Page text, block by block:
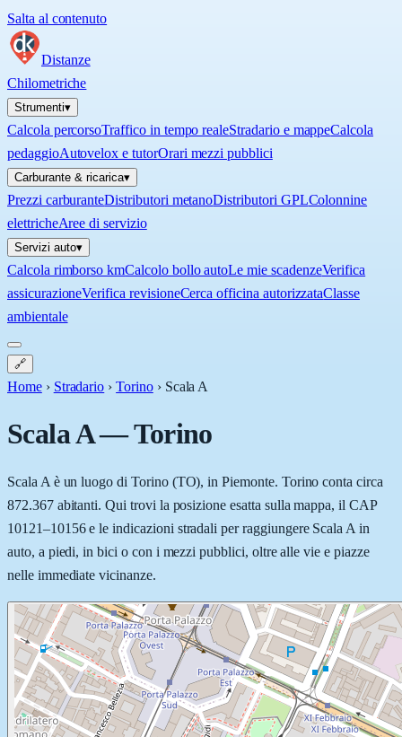
Salta al contenuto
Distanze
Chilometriche
Strumenti▾
Calcola percorsoTraffico in tempo realeStradario e mappeCalcola
pedaggioAutovelox e tutorOrari mezzi pubblici
Carburante & ricarica▾
Prezzi carburanteDistributori metanoDistributori GPLColonnine
elettricheAree di servizio
Servizi auto▾
Calcola rimborso kmCalcolo bollo autoLe mie scadenzeVerifica
assicurazioneVerifica revisioneCerca officina autorizzataClasse
ambientale
🔗
Home › Stradario › Torino › Scala A
Scala A—Torino
Scala A è un luogo di Torino (TO), in Piemonte. Torino conta circa
872.367 abitanti. Qui trovi la posizione esatta sulla mappa, il CAP
10121–10156 e le indicazioni stradali per raggiungere Scala A in
auto, a piedi, in bici o con i mezzi pubblici, oltre alle vie e piazze
nelle immediate vicinanze.